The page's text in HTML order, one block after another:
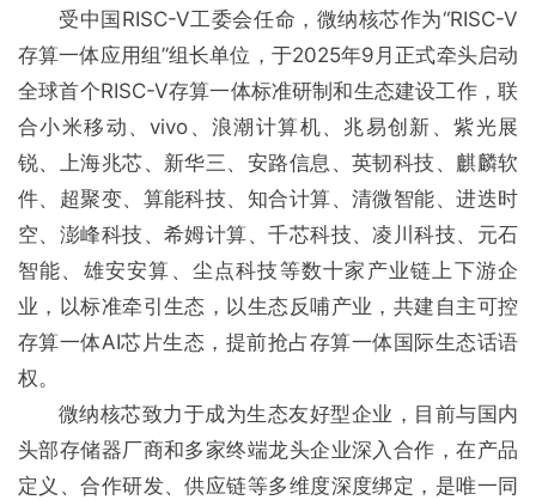
受中国RISC-V工委会任命，微纳核芯作为“RISC-V
存算一体应用组”组长单位，于2025年9月正式牵头启动
全球首个RISC-V存算一体标准研制和生态建设工作，联
合小米移动、vivo、浪潮计算机、兆易创新、紫光展
锐、上海兆芯、新华三、安路信息、英韧科技、麒麟软
件、超聚变、算能科技、知合计算、清微智能、进迭时
空、澎峰科技、希姆计算、千芯科技、凌川科技、元石
智能、雄安安算、尘点科技等数十家产业链上下游企
业，以标准牵引生态，以生态反哺产业，共建自主可控
存算一体AI芯片生态，提前抢占存算一体国际生态话语
权。
微纳核芯致力于成为生态友好型企业，目前与国内
头部存储器厂商和多家终端龙头企业深入合作，在产品
定义、合作研发、供应链等多维度深度绑定，是唯一同